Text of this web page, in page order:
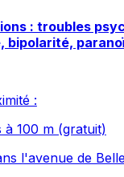
: troubles
bipolarité,
:
à 100 m (gratuit)
l'avenue de